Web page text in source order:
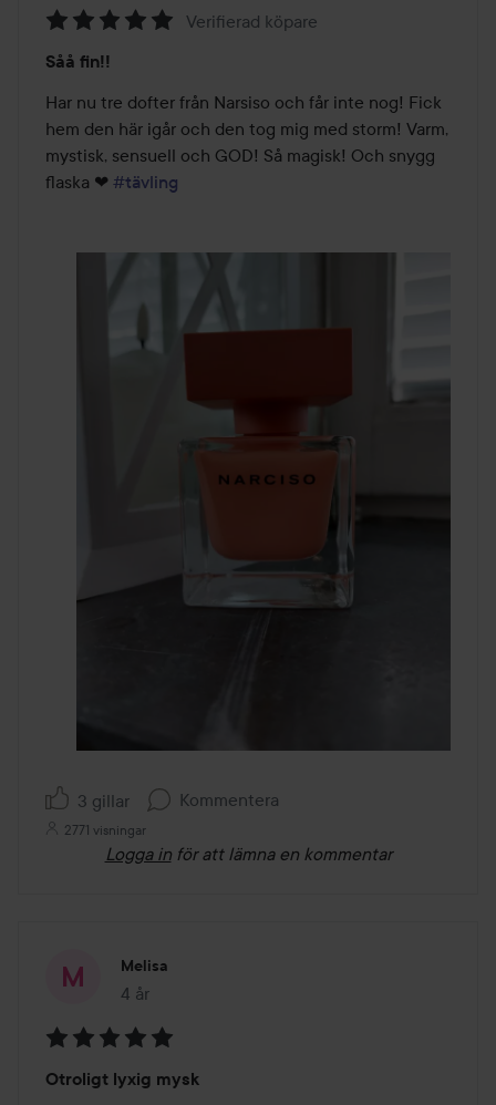
5
av
5
Verifierad köpare
Såå fin!!
Har nu tre dofter från Narsiso och får inte nog! Fick
hem den här igår och den tog mig med storm! Varm,
mystisk, sensuell och GOD! Så magisk! Och snygg
flaska ❤ #tävling
3 gillar Kommentera
2771 visningar
Logga in för att lämna en kommentar
Melisa
4 år
Inlägget skapades 4 år
5
Otroligt lyxig mysk